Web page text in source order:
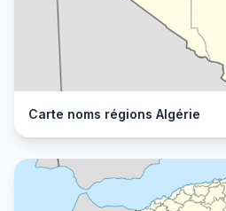
Carte noms régions Algérie